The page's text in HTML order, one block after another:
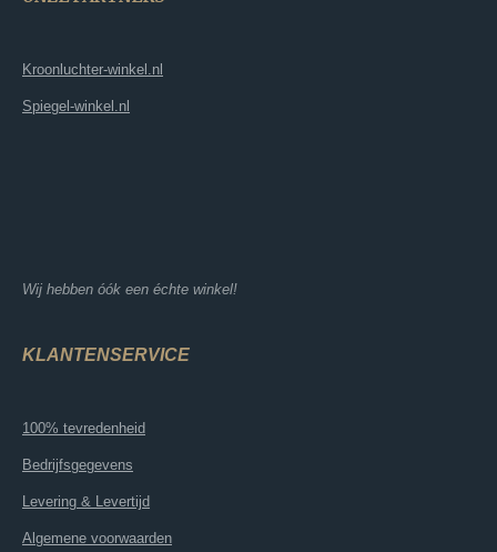
Kroonluchter-winkel.nl
Spiegel-winkel.nl
Wij hebben óók een échte winkel!
KLANTENSERVICE
100% tevredenheid
Bedrijfsgegevens
Levering & Levertijd
Algemene voorwaarden